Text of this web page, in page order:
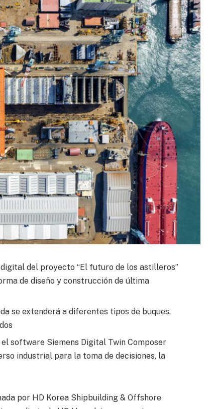
del proyecto “El futuro de los astilleros”
de diseño y construcción de última
se extenderá a diferentes tipos de buques,
software Siemens Digital Twin Composer
industrial para la toma de decisiones, la
por HD Korea Shipbuilding & Offshore